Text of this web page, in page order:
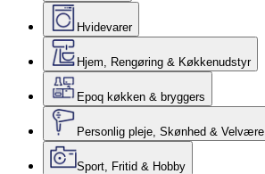
Hvidevarer
Hjem, Rengøring & Køkkenudstyr
Epoq køkken & bryggers
Personlig pleje, Skønhed & Velvære
Sport, Fritid & Hobby